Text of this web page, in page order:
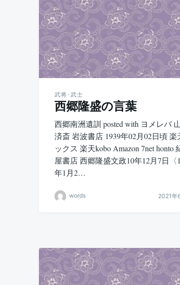
武将･武士
西郷隆盛の言葉
西郷南洲遺訓 posted with ヨメレバ
済斎 岩波書店 1939年02月02日頃 楽
ックス 楽天kobo Amazon 7net honto
屋書店 西郷隆盛文政10年12月7日〈
年1月2…
words 2021年